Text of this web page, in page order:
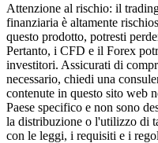
Attenzione al rischio: il
finanziaria è altamente
questo prodotto, potresti
Pertanto, i CFD e il Forex
investitori. Assicurati di
necessario, chiedi una
contenute in questo sito web
Paese specifico e non sono
la distribuzione o l'utilizzo di
con le leggi, i requisiti e i